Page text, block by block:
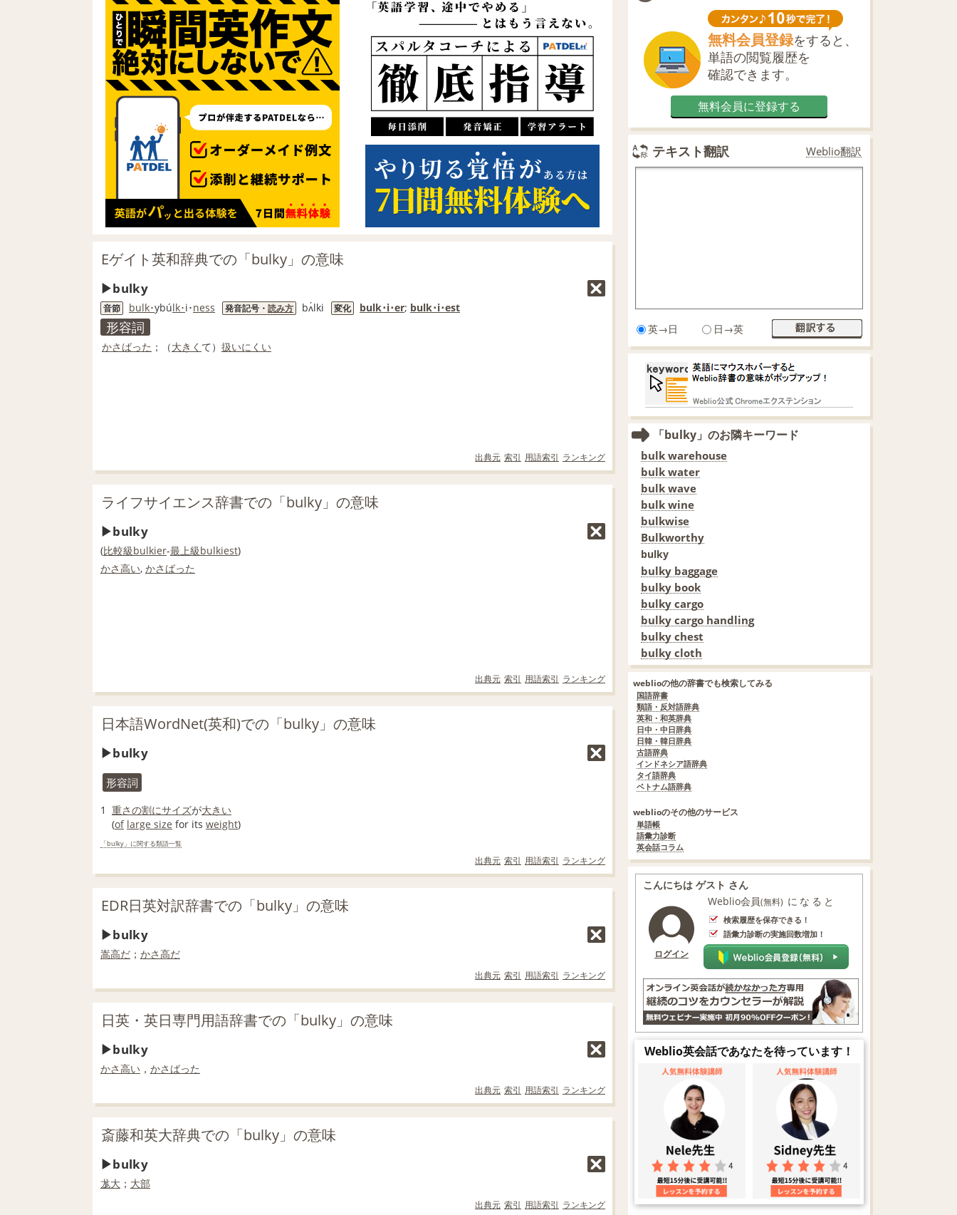
Eゲイト英和辞典での「bulky」の意味
bulky
音節 bulk･ybúlk･i･ness 発音記号・ 読み方 bʌ́lki 変化 bulk･i･er; bulk･i･est
形容詞
かさばった ；（大きく て） 扱いにくい
出典元 索引 用語索引 ランキング
ライフサイエンス辞書での「bulky」の意味
bulky
(比較級bulkier-最上級bulkiest)
かさ高い, かさばった
出典元 索引 用語索引 ランキング
日本語WordNet(英和)での「bulky」の意味
bulky
形容詞
1 重さの割にサイズが大きい
(of large size for its weight)
「bulky」に関する類語一覧
出典元 索引 用語索引 ランキング
EDR日英対訳辞書での「bulky」の意味
bulky
嵩高だ ； かさ高だ
出典元 索引 用語索引 ランキング
日英・英日専門用語辞書での「bulky」の意味
bulky
かさ高い ， かさばった
出典元 索引 用語索引 ランキング
斎藤和英大辞典での「bulky」の意味
bulky
尨大 ； 大部
出典元 索引 用語索引 ランキング
無料会員登録をすると、
単語の閲覧履歴を
確認できます。
無料会員に登録する
テキスト翻訳 Weblio翻訳
英→日 日→英
「bulky」のお隣キーワード
bulk warehouse
bulk water
bulk wave
bulk wine
bulkwise
Bulkworthy
bulky
bulky baggage
bulky book
bulky cargo
bulky cargo handling
bulky chest
bulky cloth
weblioの他の辞書でも検索してみる
国語辞書
類語・反対語辞典
英和・和英辞典
日中・中日辞典
日韓・韓日辞典
古語辞典
インドネシア語辞典
タイ語辞典
ベトナム語辞典
weblioのその他のサービス
単語帳
語彙力診断
英会話コラム
こんにちは ゲスト さん
ログイン
Weblio会員(無料) になると
検索履歴を保存できる！
語彙力診断の実施回数増加！
Weblio英会話であなたを待っています！